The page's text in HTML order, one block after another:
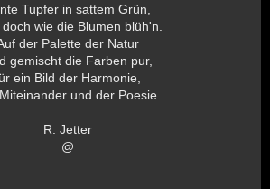
Tupfer in sattem Grün,
wie die Blumen blüh'n.
der Palette der Natur
gemischt die Farben pur,
ein Bild der Harmonie,
und der Poesie.
R. Jetter
@